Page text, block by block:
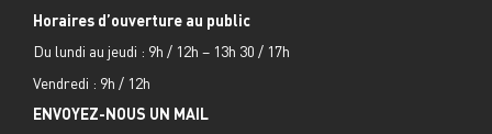
Horaires d’ouverture au public
Du lundi au jeudi : 9h / 12h – 13h 30 / 17h
Vendredi : 9h / 12h
ENVOYEZ-NOUS UN MAIL